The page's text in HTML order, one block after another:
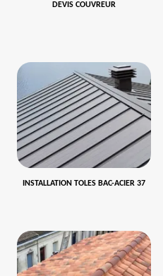
DEVIS COUVREUR
INSTALLATION TOLES BAC-ACIER 37